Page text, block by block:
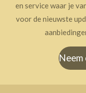
en service waar je
voor de nieuwste
Neem